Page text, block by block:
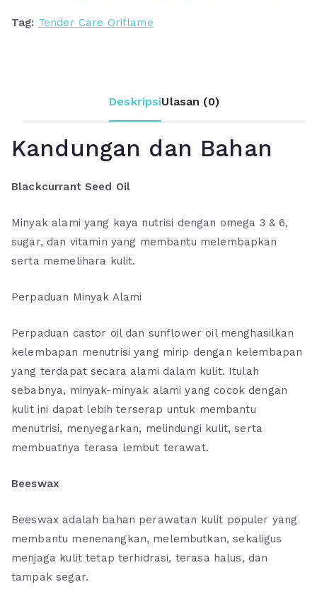
Tag: Tender Care Oriflame
DeskripsiUlasan (0)
Kandungan dan Bahan
Blackcurrant Seed Oil
Minyak alami yang kaya nutrisi dengan omega 3 & 6,
sugar, dan vitamin yang membantu melembapkan
serta memelihara kulit.
Perpaduan Minyak Alami
Perpaduan castor oil dan sunflower oil menghasilkan
kelembapan menutrisi yang mirip dengan kelembapan
yang terdapat secara alami dalam kulit. Itulah
sebabnya, minyak-minyak alami yang cocok dengan
kulit ini dapat lebih terserap untuk membantu
menutrisi, menyegarkan, melindungi kulit, serta
membuatnya terasa lembut terawat.
Beeswax
Beeswax adalah bahan perawatan kulit populer yang
membantu menenangkan, melembutkan, sekaligus
menjaga kulit tetap terhidrasi, terasa halus, dan
tampak segar.